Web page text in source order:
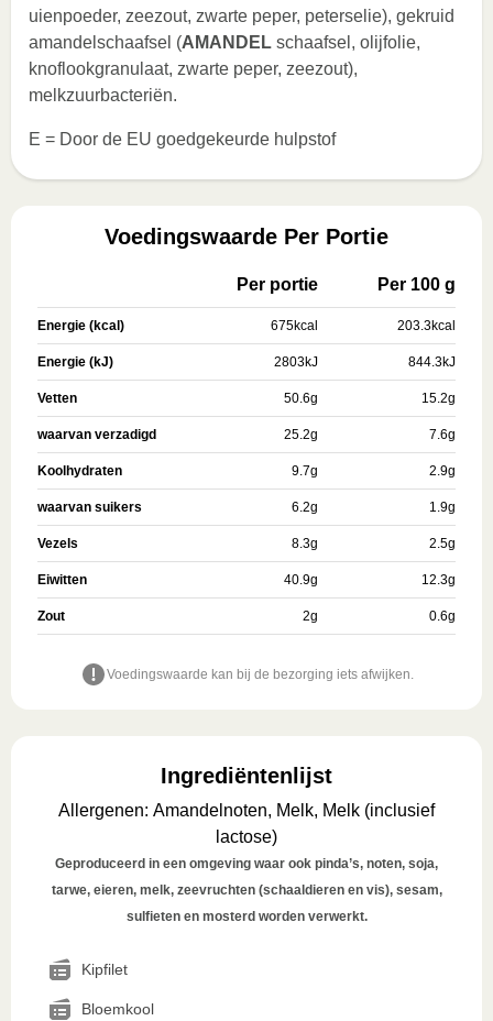
uienpoeder, zeezout, zwarte peper, peterselie), gekruid
amandelschaafsel (AMANDEL schaafsel, olijfolie,
knoflookgranulaat, zwarte peper, zeezout),
melkzuurbacteriën.
E = Door de EU goedgekeurde hulpstof
Voedingswaarde Per Portie
Per portie Per 100 g
Energie (kcal) 675kcal 203.3kcal
Energie (kJ) 2803kJ 844.3kJ
Vetten 50.6g 15.2g
waarvan verzadigd 25.2g 7.6g
Koolhydraten 9.7g 2.9g
waarvan suikers 6.2g 1.9g
Vezels 8.3g 2.5g
Eiwitten 40.9g 12.3g
Zout 2g 0.6g
Voedingswaarde kan bij de bezorging iets afwijken.
Ingrediëntenlijst
Allergenen: Amandelnoten, Melk, Melk (inclusief
lactose)
Geproduceerd in een omgeving waar ook pinda’s, noten, soja,
tarwe, eieren, melk, zeevruchten (schaaldieren en vis), sesam,
sulfieten en mosterd worden verwerkt.
Kipfilet
Bloemkool